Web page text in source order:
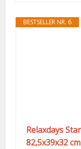
BESTSELLER NR. 6
Relaxdays
82,5x39x32